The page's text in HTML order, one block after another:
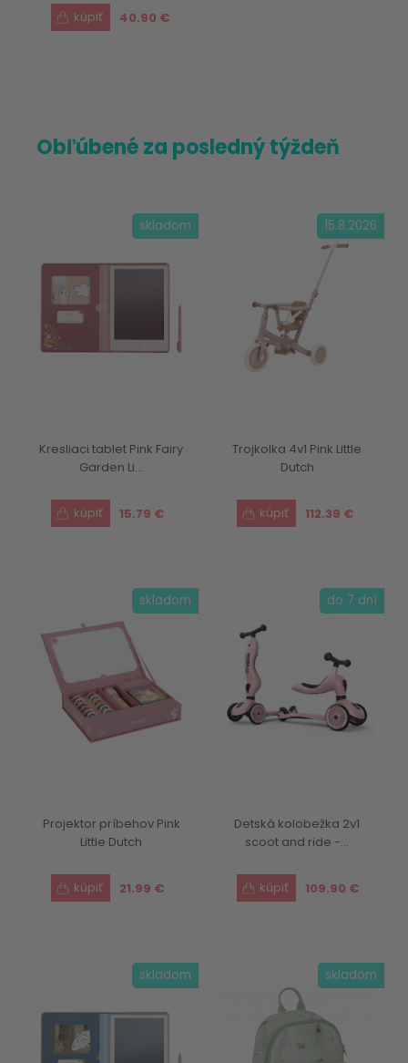
40.90 €
Obľúbené za posledný týždeň
Kresliaci tablet Pink Fairy
Garden Li...
15.79 €
skladom
Trojkolka 4v1 Pink Little
Dutch
112.39 €
15.8.2026
Projektor príbehov Pink
Little Dutch
21.99 €
skladom
Detská kolobežka 2v1
scoot and ride -...
109.90 €
do 7 dní
skladom skladom